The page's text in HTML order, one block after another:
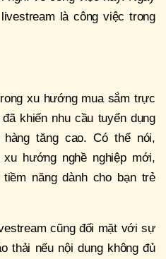
là công việc trong
xu hướng mua sắm trực
khiến nhu cầu tuyển dụng
hàng tăng cao. Có thể nói,
hướng nghề nghiệp mới,
năng dành cho bạn trẻ
cũng đối mặt với sự
thải nếu nội dung không đủ